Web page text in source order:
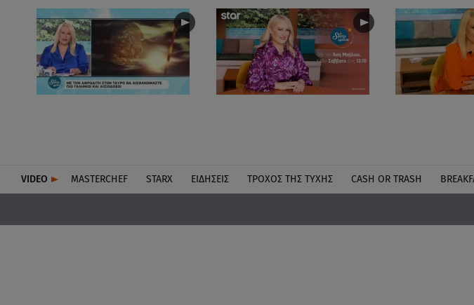
VIDEO MASTERCHEF STARX ΕΙΔΉΣΕΙΣ ΤΡΟΧΌΣ ΤΗΣ ΤΎΧΗΣ CASH OR TRASH